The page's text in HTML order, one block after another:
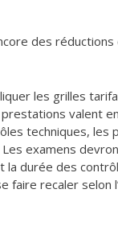
des
les grilles
valent
techniques, les
examens
durée des
faire recaler selon